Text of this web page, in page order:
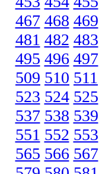
467 468 469
481 482 483
495 496 497
509 510 511
523 524 525
537 538 539
551 552 553
565 566 567